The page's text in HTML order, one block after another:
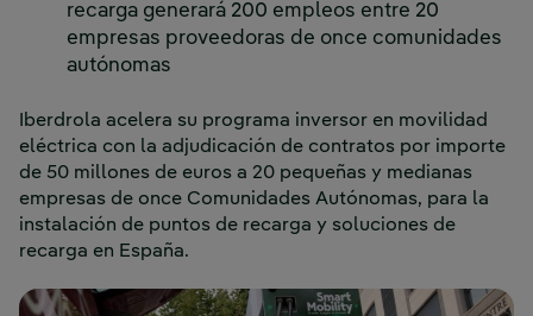
recarga generará 200 empleos entre 20
empresas proveedoras de once comunidades
autónomas
Iberdrola acelera su programa inversor en movilidad
eléctrica con la adjudicación de contratos por importe
de 50 millones de euros a 20 pequeñas y medianas
empresas de once Comunidades Autónomas, para la
instalación de puntos de recarga y soluciones de
recarga en España.